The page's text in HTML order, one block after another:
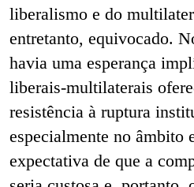
liberalismo e do
entretanto, equivocado.
havia uma esperança
liberais-multilaterais
resistência à ruptura
especialmente no âmbito
expectativa de que a